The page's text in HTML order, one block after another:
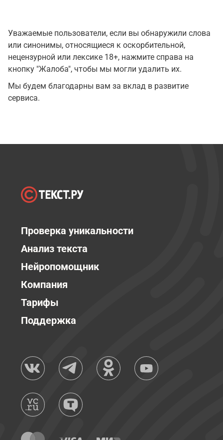
Уважаемые пользователи, если вы обнаружили слова
или синонимы, относящиеся к оскорбительной,
нецензурной или лексике 18+, нажмите справа на
кнопку "Жалоба", чтобы мы могли удалить их.
Мы будем благодарны вам за вклад в развитие
сервиса.
Проверка уникальности
Анализ текста
Нейропомощник
Компания
Тарифы
Поддержка